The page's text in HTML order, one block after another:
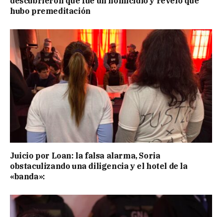
hubo premeditación
Juicio por Loan: la falsa alarma, Soria
obstaculizando una diligencia y el hotel de la
«banda»: